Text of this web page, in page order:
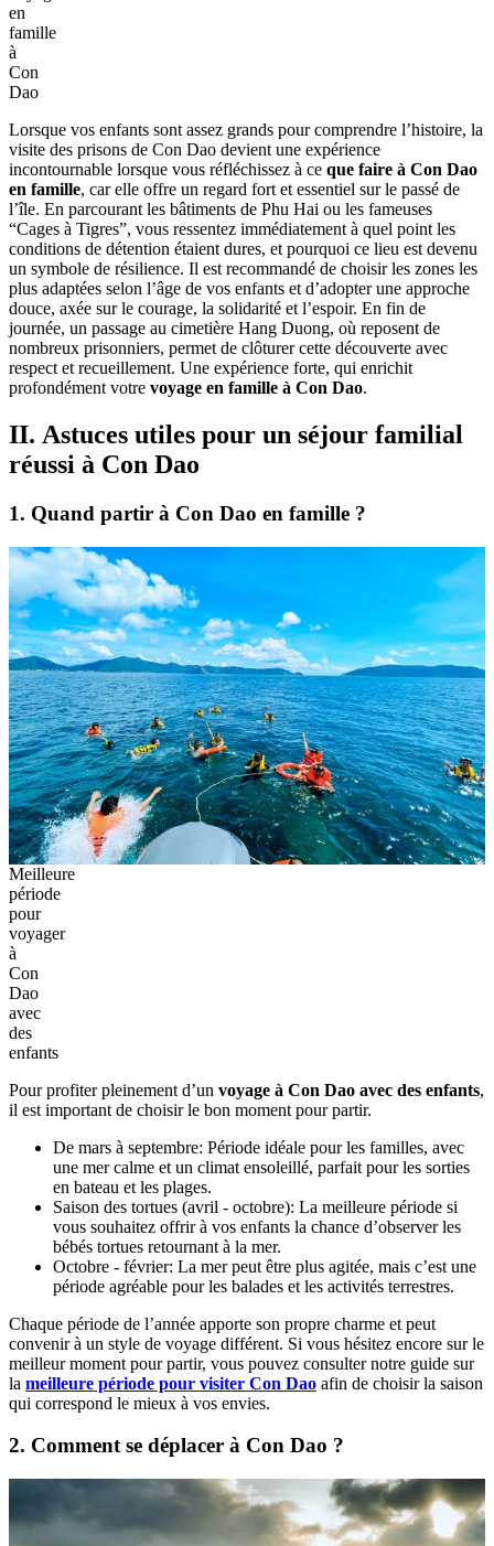
en
famille
à
Con
Dao
Lorsque vos enfants sont assez grands pour comprendre l’histoire, la
visite des prisons de Con Dao devient une expérience
incontournable lorsque vous réfléchissez à ce que faire à Con Dao
en famille, car elle offre un regard fort et essentiel sur le passé de
l’île. En parcourant les bâtiments de Phu Hai ou les fameuses
“Cages à Tigres”, vous ressentez immédiatement à quel point les
conditions de détention étaient dures, et pourquoi ce lieu est devenu
un symbole de résilience. Il est recommandé de choisir les zones les
plus adaptées selon l’âge de vos enfants et d’adopter une approche
douce, axée sur le courage, la solidarité et l’espoir. En fin de
journée, un passage au cimetière Hang Duong, où reposent de
nombreux prisonniers, permet de clôturer cette découverte avec
respect et recueillement. Une expérience forte, qui enrichit
profondément votre voyage en famille à Con Dao.
II. Astuces utiles pour un séjour familial
réussi à Con Dao
1. Quand partir à Con Dao en famille ?
Meilleure
période
pour
voyager
à
Con
Dao
avec
des
enfants
Pour profiter pleinement d’un voyage à Con Dao avec des enfants,
il est important de choisir le bon moment pour partir.
De mars à septembre: Période idéale pour les familles, avec
une mer calme et un climat ensoleillé, parfait pour les sorties
en bateau et les plages.
Saison des tortues (avril - octobre): La meilleure période si
vous souhaitez offrir à vos enfants la chance d’observer les
bébés tortues retournant à la mer.
Octobre - février: La mer peut être plus agitée, mais c’est une
période agréable pour les balades et les activités terrestres.
Chaque période de l’année apporte son propre charme et peut
convenir à un style de voyage différent. Si vous hésitez encore sur le
meilleur moment pour partir, vous pouvez consulter notre guide sur
la meilleure période pour visiter Con Dao afin de choisir la saison
qui correspond le mieux à vos envies.
2. Comment se déplacer à Con Dao ?